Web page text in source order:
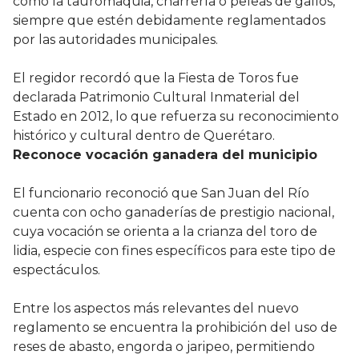
siempre que estén debidamente reglamentados
por las autoridades municipales.
El regidor recordó que la Fiesta de Toros fue
declarada Patrimonio Cultural Inmaterial del
Estado en 2012, lo que refuerza su reconocimiento
histórico y cultural dentro de Querétaro.
Reconoce vocación ganadera del municipio
El funcionario reconoció que San Juan del Río
cuenta con ocho ganaderías de prestigio nacional,
cuya vocación se orienta a la crianza del toro de
lidia, especie con fines específicos para este tipo de
espectáculos.
Entre los aspectos más relevantes del nuevo
reglamento se encuentra la prohibición del uso de
reses de abasto, engorda o jaripeo, permitiendo